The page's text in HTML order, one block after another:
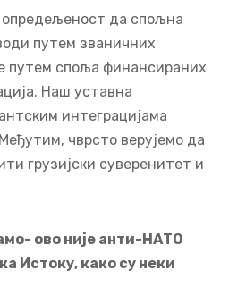
да спољна
путем званичних
путем споља финансираних
Наш уставна
интеграцијама
чврсто верујемо да
грузијски суверенитет и
ово није анти-НАТО
Истоку, како су неки